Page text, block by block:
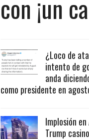
con ¡un
¿Loco de
intento de
anda
como presidente en
Implosión
Trump